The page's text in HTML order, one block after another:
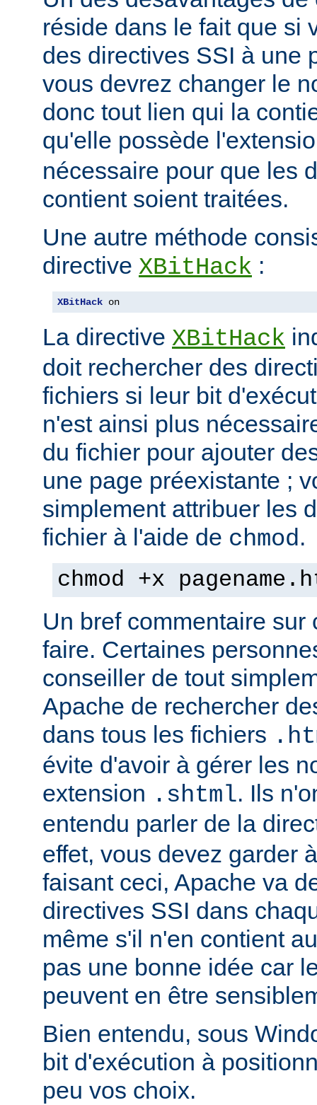
réside dans le fait que si
des directives SSI à une
vous devrez changer le
donc tout lien qui la
qu'elle possède
nécessaire pour que les
contient soient traitées.
Une autre méthode
directive XBitHack :
XBitHack on
La directive XBitHack
doit rechercher des
fichiers si leur bit
n'est ainsi plus
du fichier pour ajouter
une page préexistante ;
simplement attribuer les
fichier à l'aide de chmod.
chmod +x
Un bref commentaire sur
faire. Certaines
conseiller de tout
Apache de rechercher
dans tous les fichiers
évite d'avoir à gérer les
extension .shtml. Ils
entendu parler de la
effet, vous devez garder
faisant ceci, Apache va
directives SSI dans
même s'il n'en contient
pas une bonne idée car
peuvent en être
Bien entendu, sous
bit d'exécution à
peu vos choix.